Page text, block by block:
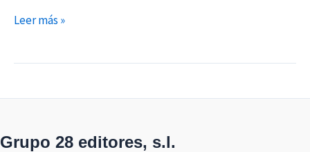
Leer más »
Grupo 28 editores, s.l.